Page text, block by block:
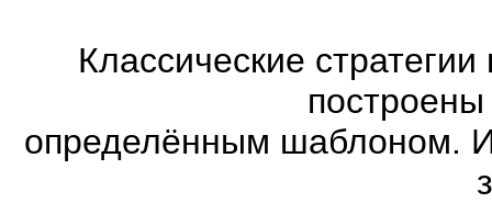
Классические
построены
определённым шаблоном.